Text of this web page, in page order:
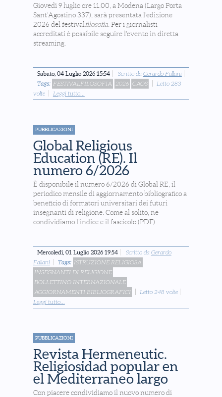
Giovedì 9 luglio ore 11.00, a Modena (Largo Porta
Sant'Agostino 337), sarà presentata l'edizione
2026 del festival filosofia. Per i giornalisti
accreditati è possibile seguire l'evento in diretta
streaming.
Sabato, 04 Luglio 2026 15:54 Scritto da Gerardo Fallani
Tags: FESTIVALFILOSOFIA 2026 CAOS
Letto 283
volte
Leggi tutto...
PUBBLICAZIONI
Global Religious
Education (RE). Il
numero 6/2026
È disponibile il numero 6/2026 di Global RE, il
periodico mensile di aggiornamento bibliografico a
beneficio di formatori universitari dei futuri
insegnanti di religione. Come al solito, ne
condividiamo l'indice e il fascicolo (PDF).
Mercoledì, 01 Luglio 2026 19:54 Scritto da Gerardo
Fallani
Tags: ISTRUZIONE RELIGIOSA
INSEGNANTI DI RELIGIONE
BOLLETTINO INTERNAZIONALE
AGGIORNAMENTI BIBLIOGRAFICI
Letto 248 volte
Leggi tutto...
PUBBLICAZIONI
Revista Hermeneutic.
Religiosidad popular en
el Mediterraneo largo
Con piacere condividiamo il nuovo numero di